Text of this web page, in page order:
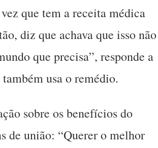
que tem a receita médica
diz que achava que isso não
que precisa”, responde a
usa o remédio.
sobre os benefícios do
de união: “Querer o melhor